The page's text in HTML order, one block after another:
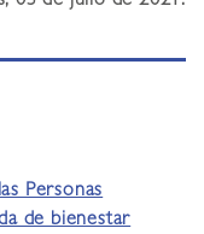
Personas
de bienestar